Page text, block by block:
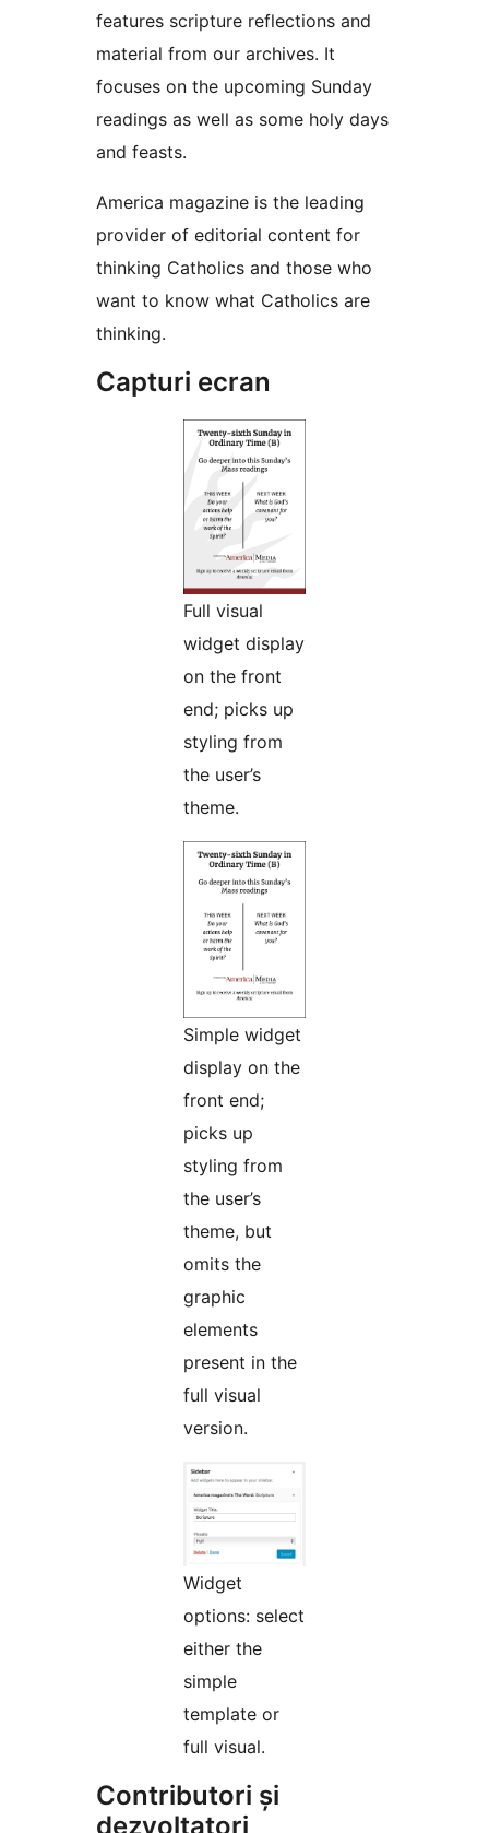
features scripture reflections and
material from our archives. It
focuses on the upcoming Sunday
readings as well as some holy days
and feasts.
America magazine is the leading
provider of editorial content for
thinking Catholics and those who
want to know what Catholics are
thinking.
Capturi ecran
Full visual
widget display
on the front
end; picks up
styling from
the user’s
theme.
Simple widget
display on the
front end;
picks up
styling from
the user’s
theme, but
omits the
graphic
elements
present in the
full visual
version.
Widget
options: select
either the
simple
template or
full visual.
Contributori și
dezvoltatori